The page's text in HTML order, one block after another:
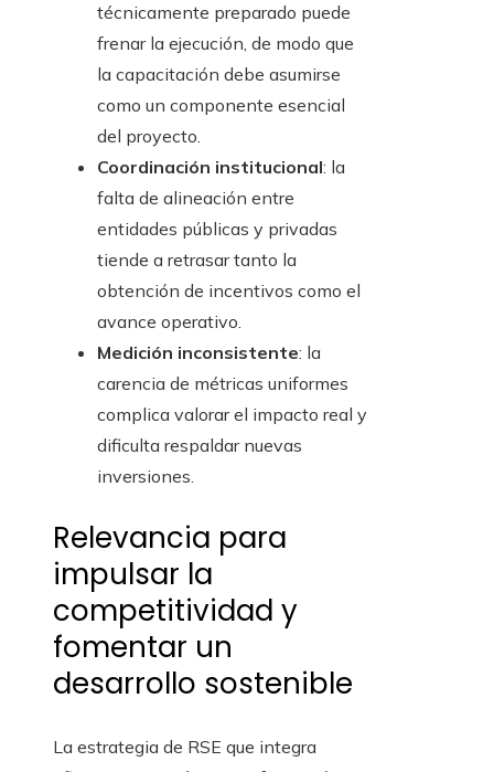
técnicamente preparado puede
frenar la ejecución, de modo que
la capacitación debe asumirse
como un componente esencial
del proyecto.
Coordinación institucional: la
falta de alineación entre
entidades públicas y privadas
tiende a retrasar tanto la
obtención de incentivos como el
avance operativo.
Medición inconsistente: la
carencia de métricas uniformes
complica valorar el impacto real y
dificulta respaldar nuevas
inversiones.
Relevancia para
impulsar la
competitividad y
fomentar un
desarrollo sostenible
La estrategia de RSE que integra